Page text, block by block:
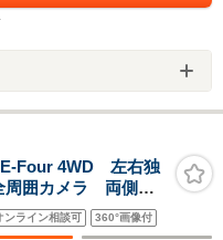
Four 4WD 左右独
囲カメラ 両側電
ニター 衝突軽減装
中列シートヒータ
ンライン相談可 360°画像付